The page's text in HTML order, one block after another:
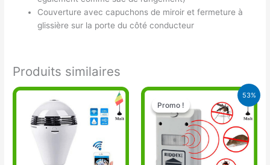
Couverture avec capuchons de miroir et fermeture à
glissière sur la porte du côté conducteur
Produits similaires
53%
Promo !
Promo !
Le
prix
initial
était :
15.000 CFA.
Le
prix
actuel
est :
7.000 CFA.